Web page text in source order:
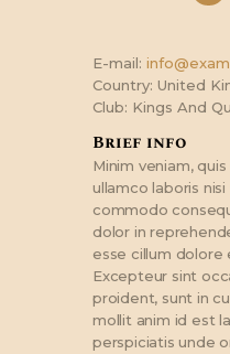
E-mail:
Country: United
Club: Kings And
Brief info
Minim veniam,
ullamco laboris
commodo
dolor in
esse cillum dolore
Excepteur sint
proident, sunt in
mollit anim id est
perspiciatis unde